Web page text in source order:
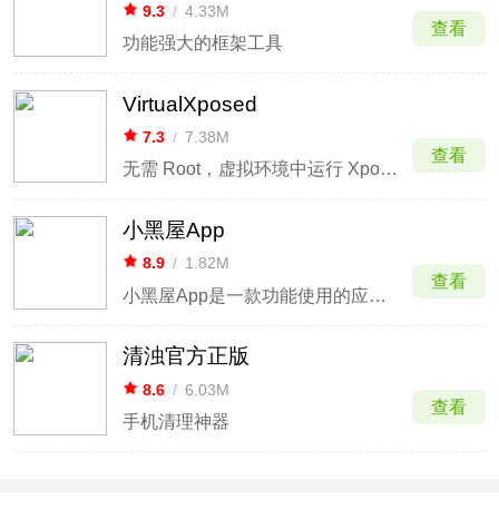
9.3 / 4.33M
功能强大的框架工具
查看
VirtualXposed
7.3 / 7.38M
无需 Root，虚拟环境中运行 Xposed 模块，增强应用功能
查看
小黑屋App
8.9 / 1.82M
小黑屋App是一款功能使用的应用管理冻结软件，大家手机上都有很多的应用不常用，但是又占用了你的桌面，该软件可以帮助你将不经常用的应用直接冻结，当需要使用时再放出来。
查看
清浊官方正版
8.6 / 6.03M
手机清理神器
查看